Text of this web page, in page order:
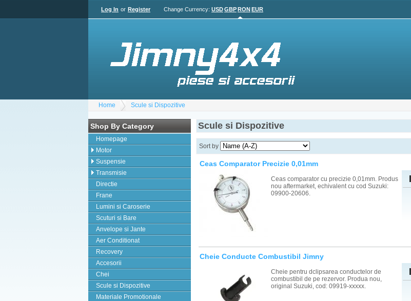
Log In or Register Change Currency: USDGBPRONEUR
Home Scule si Dispozitive
Shop By Category
Homepage
Motor
Suspensie
Transmisie
Directie
Frane
Lumini si Caroserie
Scuturi si Bare
Anvelope si Jante
Aer Conditionat
Recovery
Accesorii
Chei
Scule si Dispozitive
Materiale Promotionale
Scule si Dispozitive
Sort by
Ceas Comparator Precizie 0,01mm
Ceas comparator cu precizie 0,01mm. Produs
nou aftermarket, echivalent cu cod Suzuki:
09900-20606.
Cheie Conducte Combustibil Jimny
Cheie pentru dclipsarea conductelor de
combustibil de pe rezervor. Produa nou,
original Suzuki, cod: 09919-xxxxx.